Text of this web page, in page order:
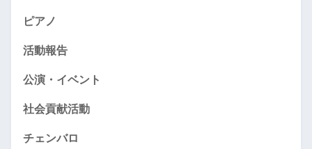
ピアノ
活動報告
公演・イベント
社会貢献活動
チェンバロ